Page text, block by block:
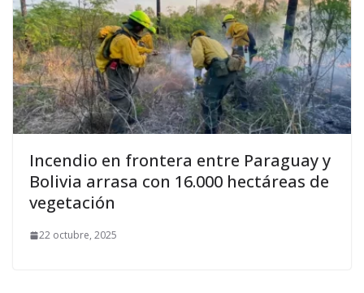
Incendio en frontera entre Paraguay y
Bolivia arrasa con 16.000 hectáreas de
vegetación
22 octubre, 2025